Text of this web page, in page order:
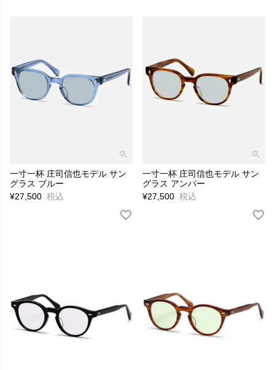
一寸一杯 庄司信也モデル サン
グラス ブルー
¥27,500 税込
一寸一杯 庄司信也モデル サン
グラス アンバー
¥27,500 税込